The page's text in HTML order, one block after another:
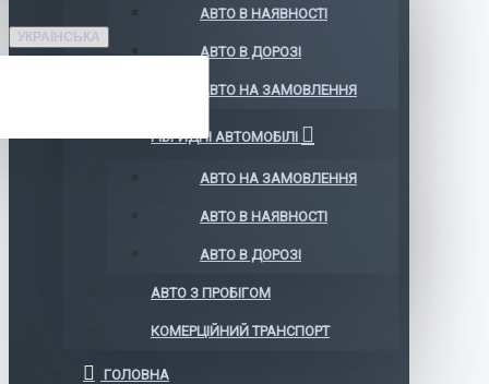
УКРАЇНСЬКА
АВТО В НАЯВНОСТІ
АВТО В ДОРОЗІ
АВТО НА ЗАМОВЛЕННЯ
ГІБРИДНІ АВТОМОБІЛІ
АВТО НА ЗАМОВЛЕННЯ
АВТО В НАЯВНОСТІ
АВТО В ДОРОЗІ
АВТО З ПРОБІГОМ
КОМЕРЦІЙНИЙ ТРАНСПОРТ
ГОЛОВНА